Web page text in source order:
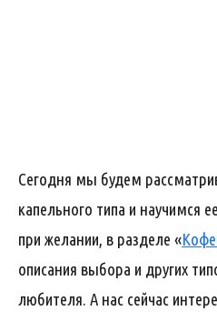
Сегодня мы будем
капельного типа и научимся
при желании, в разделе «
описания выбора и других
любителя. А нас сейчас